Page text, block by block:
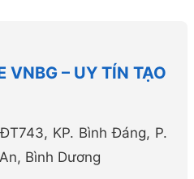
VNBG – UY TÍN TẠO
KP. Bình Đáng, P.
Bình Dương